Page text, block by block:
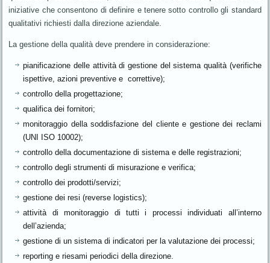
iniziative che consentono di definire e tenere sotto controllo gli standard
qualitativi richiesti dalla direzione aziendale.
La gestione della qualità deve prendere in considerazione:
pianificazione delle attività di gestione del sistema qualità (verifiche
ispettive, azioni preventive e correttive);
controllo della progettazione;
qualifica dei fornitori;
monitoraggio della soddisfazione del cliente e gestione dei reclami
(UNI ISO 10002);
controllo della documentazione di sistema e delle registrazioni;
controllo degli strumenti di misurazione e verifica;
controllo dei prodotti/servizi;
gestione dei resi (reverse logistics);
attività di monitoraggio di tutti i processi individuati all’interno
dell’azienda;
gestione di un sistema di indicatori per la valutazione dei processi;
reporting e riesami periodici della direzione.